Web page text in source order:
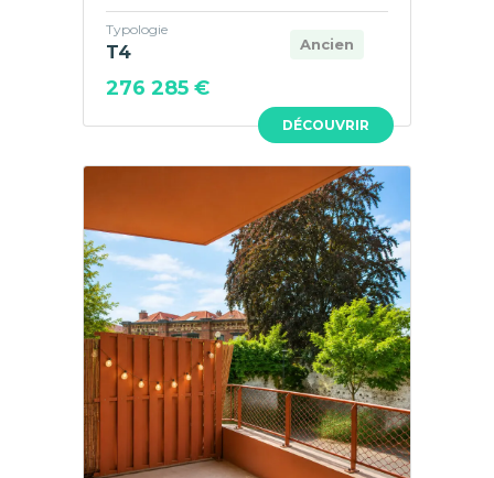
DÉCOUVRIR
Ancien
Typologie
T4
276 285 €